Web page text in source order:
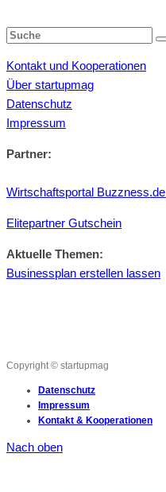
Kontakt und Kooperationen
Über startupmag
Datenschutz
Impressum
Partner:
Wirtschaftsportal Buzzness.de
Elitepartner Gutschein
Aktuelle Themen:
Businessplan erstellen lassen
Copyright © startupmag
Datenschutz
Impressum
Kontakt & Kooperationen
Nach oben